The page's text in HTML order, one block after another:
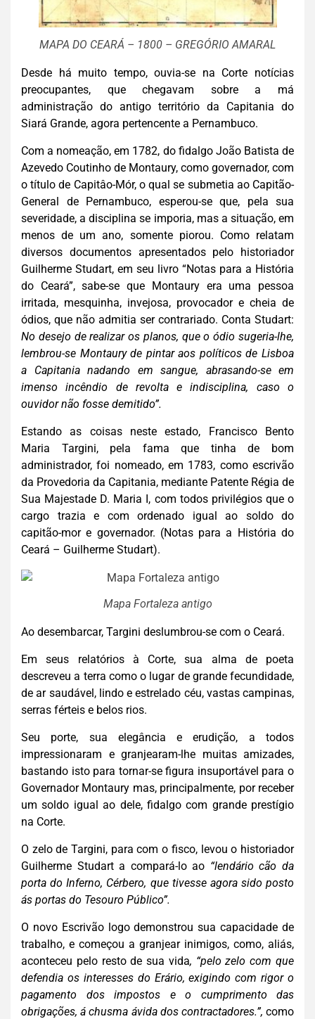
MAPA DO CEARÁ – 1800 – GREGÓRIO AMARAL
Desde há muito tempo, ouvia-se na Corte notícias
preocupantes, que chegavam sobre a má
administração do antigo território da Capitania do
Siará Grande, agora pertencente a Pernambuco.
Com a nomeação, em 1782, do fidalgo João Batista de
Azevedo Coutinho de Montaury, como governador, com
o título de Capitâo-Mór, o qual se submetia ao Capitão-
General de Pernambuco, esperou-se que, pela sua
severidade, a disciplina se imporia, mas a situação, em
menos de um ano, somente piorou. Como relatam
diversos documentos apresentados pelo historiador
Guilherme Studart, em seu livro “Notas para a História
do Ceará”, sabe-se que Montaury era uma pessoa
irritada, mesquinha, invejosa, provocador e cheia de
ódios, que não admitia ser contrariado. Conta Studart:
No desejo de realizar os planos, que o ódio sugeria-lhe,
lembrou-se Montaury de pintar aos políticos de Lisboa
a Capitania nadando em sangue, abrasando-se em
imenso incêndio de revolta e indisciplina, caso o
ouvidor não fosse demitido”.
Estando as coisas neste estado, Francisco Bento
Maria Targini, pela fama que tinha de bom
administrador, foi nomeado, em 1783, como escrivão
da Provedoria da Capitania, mediante Patente Régia de
Sua Majestade D. Maria I, com todos privilégios que o
cargo trazia e com ordenado igual ao soldo do
capitão-mor e governador. (Notas para a História do
Ceará – Guilherme Studart).
Mapa Fortaleza antigo
Ao desembarcar, Targini deslumbrou-se com o Ceará.
Em seus relatórios à Corte, sua alma de poeta
descreveu a terra como o lugar de grande fecundidade,
de ar saudável, lindo e estrelado céu, vastas campinas,
serras férteis e belos rios.
Seu porte, sua elegância e erudição, a todos
impressionaram e granjearam-lhe muitas amizades,
bastando isto para tornar-se figura insuportável para o
Governador Montaury mas, principalmente, por receber
um soldo igual ao dele, fidalgo com grande prestígio
na Corte.
O zelo de Targini, para com o fisco, levou o historiador
Guilherme Studart a compará-lo ao “lendário cão da
porta do Inferno, Cérbero, que tivesse agora sido posto
ás portas do Tesouro Público”.
O novo Escrivão logo demonstrou sua capacidade de
trabalho, e começou a granjear inimigos, como, aliás,
aconteceu pelo resto de sua vida, “pelo zelo com que
defendia os interesses do Erário, exigindo com rigor o
pagamento dos impostos e o cumprimento das
obrigações, á chusma ávida dos contractadores.”, como